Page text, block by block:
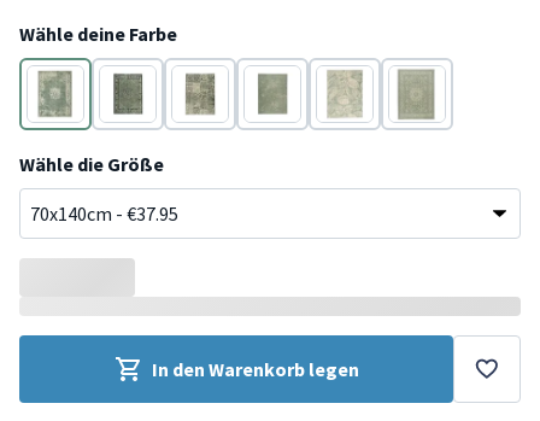
Wähle deine Farbe
Grün SchwarzSchwarzGrün Grün
Grün
Wähle die Größe
In den Warenkorb legen